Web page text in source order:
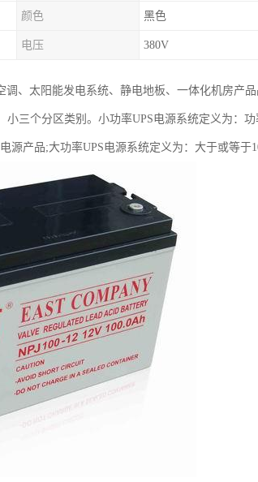
颜色 黑色
电压 380V
、太阳能发电系统、静电地板、一体化机房产品
三个分区类别。小功率UPS电源系统定义为：
产品;大功率UPS电源系统定义为：大于或等于